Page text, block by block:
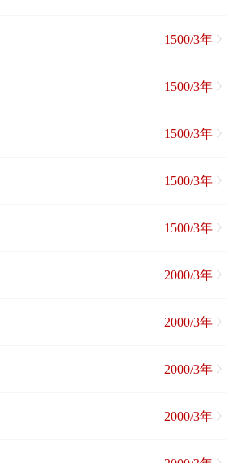
1500/3年
1500/3年
1500/3年
1500/3年
1500/3年
2000/3年
2000/3年
2000/3年
2000/3年